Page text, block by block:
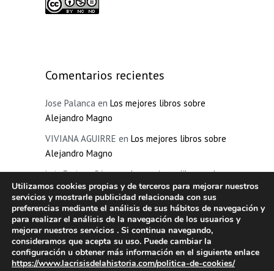
Comentarios recientes
Jose Palanca en Los mejores libros sobre
Alejandro Magno
VIVIANA AGUIRRE en Los mejores libros sobre
Alejandro Magno
Luis Enrique PérezenLos mejores libros sobre
la inquisición española
PilarenLa edad oscura de Grecia
Manuel VillegasenLa Inquisición española
Utilizamos cookies propias y de terceros para mejorar nuestros
servicios y mostrarle publicidad relacionada con sus
preferencias mediante el análisis de sus hábitos de navegación y
para realizar el análisis de la navegación de los usuarios y
mejorar nuestros servicios . Si continua navegando,
consideramos que acepta su uso. Puede cambiar la
configuración u obtener más información en el siguiente enlace
https://www.lacrisisdelahistoria.com/politica-de-cookies/